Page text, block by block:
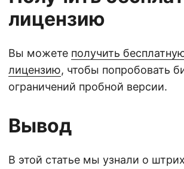
лицензию
Вы можете получить
лицензию, чтобы попробовать
ограничений пробной версии.
Вывод
В этой статье мы узнали о